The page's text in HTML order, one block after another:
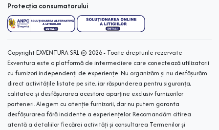
Protecția consumatorului
Copyright EXVENTURA SRL © 2026 - Toate drepturile rezervate
Exventura este o platformă de intermediere care conectează utilizatorii
cu furnizori independenți de experiențe. Nu organizăm și nu desfășurăm
direct activitățile listate pe site, iar răspunderea pentru siguranța,
calitatea și desfășurarea acestora aparține exclusiv furnizorilor
parteneri. Alegem cu atenție furnizorii, dar nu putem garanta
desfășurarea fără incidente a experiențelor. Recomandăm citirea
atentă a detaliilor fiecărei activități și consultarea Termenilor și